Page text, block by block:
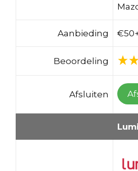
Aanbieding
Beoordeling
Afsluiten